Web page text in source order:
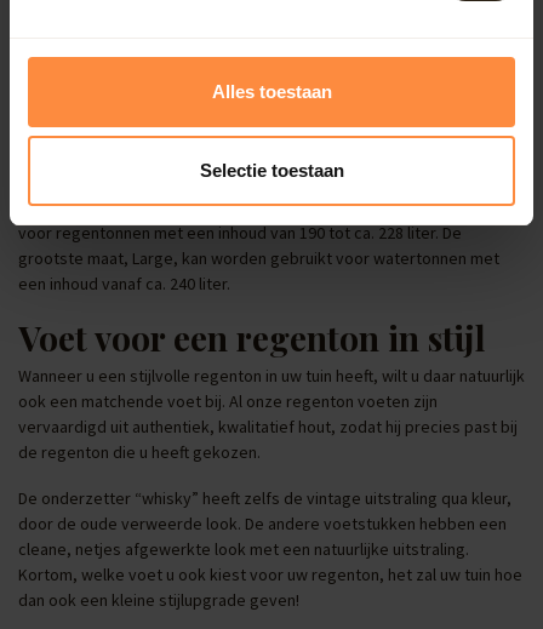
Alles toestaan
Selectie toestaan
Large
Small voetstukken zijn geschikt voor regentonnen met een maximale
inhoud van 150 liter. Medium voetstukken kunnen worden gebruikt
voor regentonnen met een inhoud van 190 tot ca. 228 liter. De
grootste maat, Large, kan worden gebruikt voor watertonnen met
een inhoud vanaf ca. 240 liter.
Voet voor een regenton in stijl
Wanneer u een stijlvolle regenton in uw tuin heeft, wilt u daar natuurlijk
ook een matchende voet bij. Al onze regenton voeten zijn
vervaardigd uit authentiek, kwalitatief hout, zodat hij precies past bij
de regenton die u heeft gekozen.
De onderzetter “whisky” heeft zelfs de vintage uitstraling qua kleur,
door de oude verweerde look. De andere voetstukken hebben een
cleane, netjes afgewerkte look met een natuurlijke uitstraling.
Kortom, welke voet u ook kiest voor uw regenton, het zal uw tuin hoe
dan ook een kleine stijlupgrade geven!